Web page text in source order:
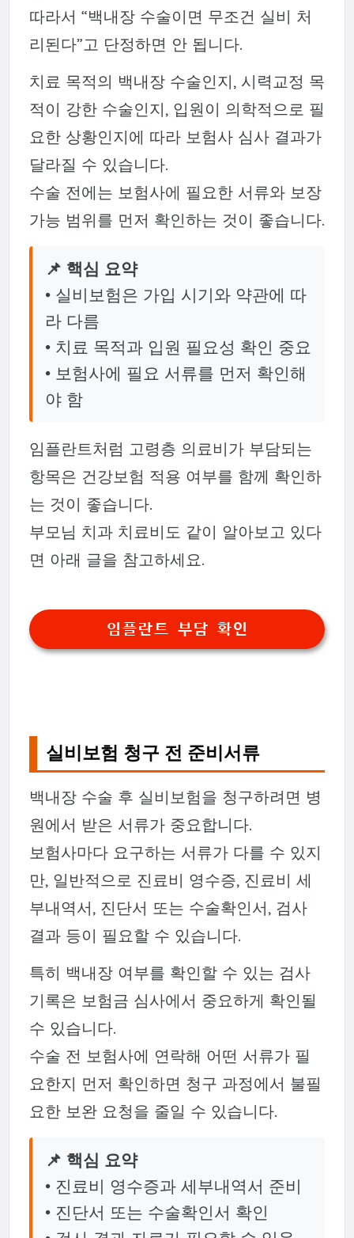
따라서 “백내장 수술이면 무조건 실비 처
리된다”고 단정하면 안 됩니다.
치료 목적의 백내장 수술인지, 시력교정 목
적이 강한 수술인지, 입원이 의학적으로 필
요한 상황인지에 따라 보험사 심사 결과가
달라질 수 있습니다.
수술 전에는 보험사에 필요한 서류와 보장
가능 범위를 먼저 확인하는 것이 좋습니다.
📌 핵심 요약
• 실비보험은 가입 시기와 약관에 따
라 다름
• 치료 목적과 입원 필요성 확인 중요
• 보험사에 필요 서류를 먼저 확인해
야 함
임플란트처럼 고령층 의료비가 부담되는
항목은 건강보험 적용 여부를 함께 확인하
는 것이 좋습니다.
부모님 치과 치료비도 같이 알아보고 있다
면 아래 글을 참고하세요.
임플란트 부담 확인
실비보험 청구 전 준비서류
백내장 수술 후 실비보험을 청구하려면 병
원에서 받은 서류가 중요합니다.
보험사마다 요구하는 서류가 다를 수 있지
만, 일반적으로 진료비 영수증, 진료비 세
부내역서, 진단서 또는 수술확인서, 검사
결과 등이 필요할 수 있습니다.
특히 백내장 여부를 확인할 수 있는 검사
기록은 보험금 심사에서 중요하게 확인될
수 있습니다.
수술 전 보험사에 연락해 어떤 서류가 필
요한지 먼저 확인하면 청구 과정에서 불필
요한 보완 요청을 줄일 수 있습니다.
📌 핵심 요약
• 진료비 영수증과 세부내역서 준비
• 진단서 또는 수술확인서 확인